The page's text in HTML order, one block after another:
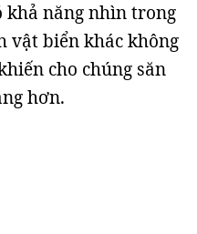
khả năng nhìn trong
vật biển khác không
cho chúng săn
hơn.